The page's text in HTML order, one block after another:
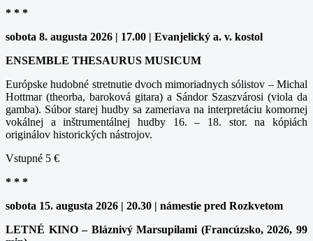
* * *
sobota 8. augusta 2026 | 17.00 | Evanjelický a. v. kostol
ENSEMBLE THESAURUS MUSICUM
Európske hudobné stretnutie dvoch mimoriadnych sólistov – Michal
Hottmar (theorba, baroková gitara) a Sándor Szaszvárosi (viola da
gamba). Súbor starej hudby sa zameriava na interpretáciu komornej
vokálnej a inštrumentálnej hudby 16. – 18. stor. na kópiách
originálov historických nástrojov.
Vstupné 5 €
* * *
sobota 15. augusta 2026 | 20.30 | námestie pred Rozkvetom
LETNÉ KINO – Bláznivý Marsupilami (Francúzsko, 2026, 99